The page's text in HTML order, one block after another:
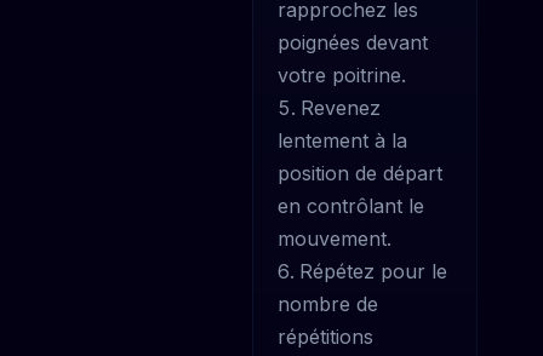
rapprochez les
poignées devant
votre poitrine.
Revenez
lentement à la
position de départ
en contrôlant le
mouvement.
Répétez pour le
nombre de
répétitions